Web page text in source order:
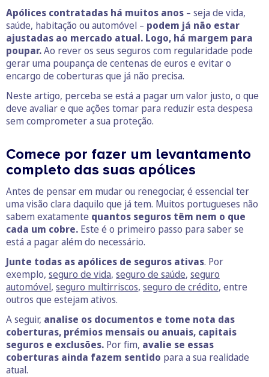
Apólices contratadas há muitos anos – seja de vida,
saúde, habitação ou automóvel – podem já não estar
ajustadas ao mercado atual. Logo, há margem para
poupar.Ao rever os seus seguros com regularidade pode
gerar uma poupança de centenas de euros e evitar o
encargo de coberturas que já não precisa.
Neste artigo, perceba se está a pagar um valor justo, o que
deve avaliar e que ações tomar para reduzir esta despesa
sem comprometer a sua proteção.
Comece por fazer um levantamento
completo das suas apólices
Antes de pensar em mudar ou renegociar, é essencial ter
uma visão clara daquilo que já tem. Muitos portugueses não
sabem exatamente quantos seguros têm nem o que
cada um cobre. Este é o primeiro passo para saber se
está a pagar além do necessário.
Junte todas as apólices de seguros ativas. Por
exemplo, seguro de vida, seguro de saúde, seguro
automóvel, seguro multirriscos, seguro de crédito, entre
outros que estejam ativos.
A seguir, analise os documentos e tome nota das
coberturas, prémios mensais ou anuais, capitais
seguros e exclusões. Por fim, avalie se essas
coberturas ainda fazem sentido para a sua realidade
atual.